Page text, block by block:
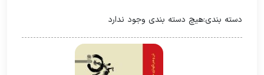
دسته بندی:هیچ دسته بندی وجود ندارد